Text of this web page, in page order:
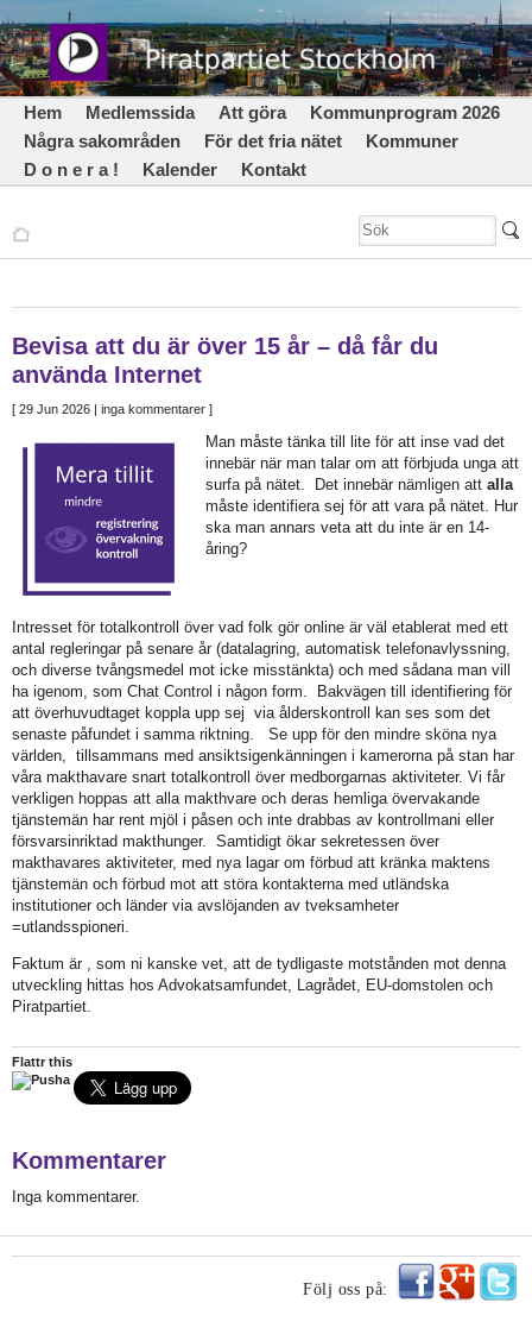
Hem Medlemssida Att göra
Kommunprogram 2026
Några sakområden
För det fria nätet
Kommuner
D o n e r a !
Kalender Kontakt
Bevisa att du är över 15 år – då får du
använda Internet
[ 29 Jun 2026 | inga kommentarer ]
Man måste tänka till lite för att inse vad det
innebär när man talar om att förbjuda unga att
surfa på nätet. Det innebär nämligen att alla
måste identifiera sej för att vara på nätet. Hur
ska man annars veta att du inte är en 14-
åring?
Intresset för totalkontroll över vad folk gör online är väl etablerat med ett
antal regleringar på senare år (datalagring, automatisk telefonavlyssning,
och diverse tvångsmedel mot icke misstänkta) och med sådana man vill
ha igenom, som Chat Control i någon form. Bakvägen till identifiering för
att överhuvudtaget koppla upp sej via ålderskontroll kan ses som det
senaste påfundet i samma riktning. Se upp för den mindre sköna nya
världen, tillsammans med ansiktsigenkänningen i kamerorna på stan har
våra makthavare snart totalkontroll över medborgarnas aktiviteter. Vi får
verkligen hoppas att alla makthvare och deras hemliga övervakande
tjänstemän har rent mjöl i påsen och inte drabbas av kontrollmani eller
försvarsinriktad makthunger. Samtidigt ökar sekretessen över
makthavares aktiviteter, med nya lagar om förbud att kränka maktens
tjänstemän och förbud mot att störa kontakterna med utländska
institutioner och länder via avslöjanden av tveksamheter
=utlandsspioneri.
Faktum är , som ni kanske vet, att de tydligaste motstånden mot denna
utveckling hittas hos Advokatsamfundet, Lagrådet, EU-domstolen och
Piratpartiet.
Flattr this
Kommentarer
Inga kommentarer.
Följ oss på: